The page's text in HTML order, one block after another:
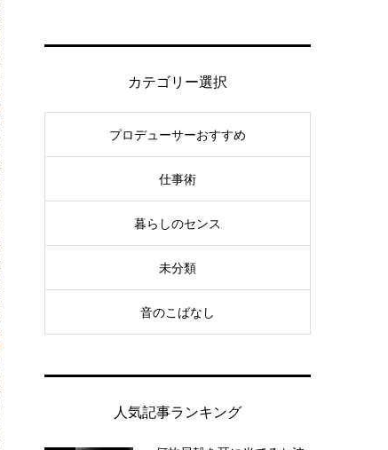
カテゴリー選択
プロデューサーおすすめ
仕事術
暮らしのセンス
未分類
音のこばなし
人気記事ランキング